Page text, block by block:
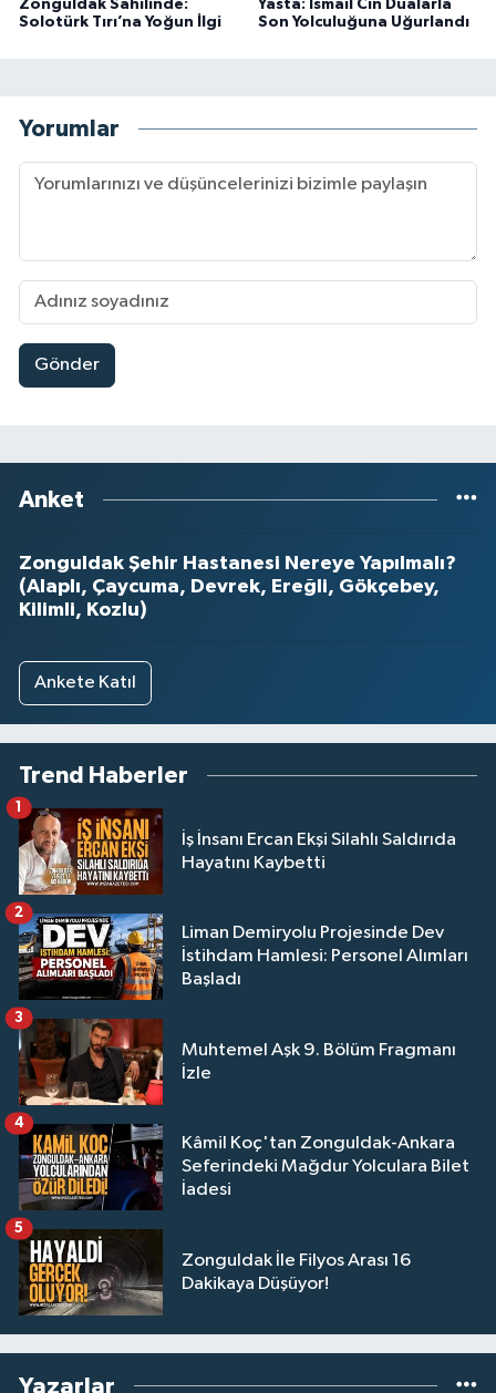
Zonguldak Sahilinde:
Solotürk Tırı’na Yoğun İlgi
Yasta: İsmail Cin Dualarla
Son Yolculuğuna Uğurlandı
Yorumlar
Gönder
Anket
Zonguldak Şehir Hastanesi Nereye Yapılmalı?
(Alaplı, Çaycuma, Devrek, Ereğli, Gökçebey,
Kilimli, Kozlu)
Ankete Katıl
Trend Haberler
İş İnsanı Ercan Ekşi Silahlı Saldırıda
Hayatını Kaybetti
1
Liman Demiryolu Projesinde Dev
İstihdam Hamlesi: Personel Alımları
Başladı
2
Muhtemel Aşk 9. Bölüm Fragmanı
İzle
3
Kâmil Koç'tan Zonguldak-Ankara
Seferindeki Mağdur Yolculara Bilet
İadesi
4
Zonguldak İle Filyos Arası 16
Dakikaya Düşüyor!
5
Yazarlar